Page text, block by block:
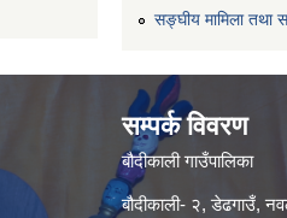
सङ्घीय मामिला तथा
सम्पर्क विवरण
बौदीकाली गाउँपालिका
बौदीकाली- २, डेढगाउँ,